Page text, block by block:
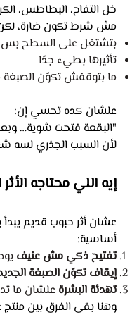
خل التفاح، البطاطس،
مش شرط تكون ضارة، لكن
بتشتغل على السطح بس
تأثيرها بطيء جدًا
ما بتوقفش تكوّن
علشان كده تحسي إن:
"البقعة فتحت شوية…
لأن السبب الجذري لسه
إيه اللي محتاجه
أساسية:
تفتيح ذكي مش عنيف
إيقاف تكوّن الصبغة
تهدئة البشرة علشان ما
وهنا بقى الفرق بين